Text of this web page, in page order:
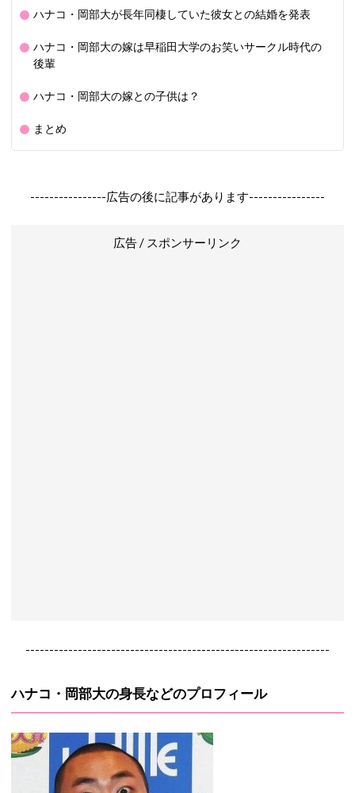
ハナコ・岡部大が長年同棲していた彼女との結婚を発表
ハナコ・岡部大の嫁は早稲田大学のお笑いサークル時代の
後輩
ハナコ・岡部大の嫁との子供は？
まとめ
----------------広告の後に記事があります----------------
広告 / スポンサーリンク
----------------------------------------------------------------
ハナコ・岡部大の身長などのプロフィール